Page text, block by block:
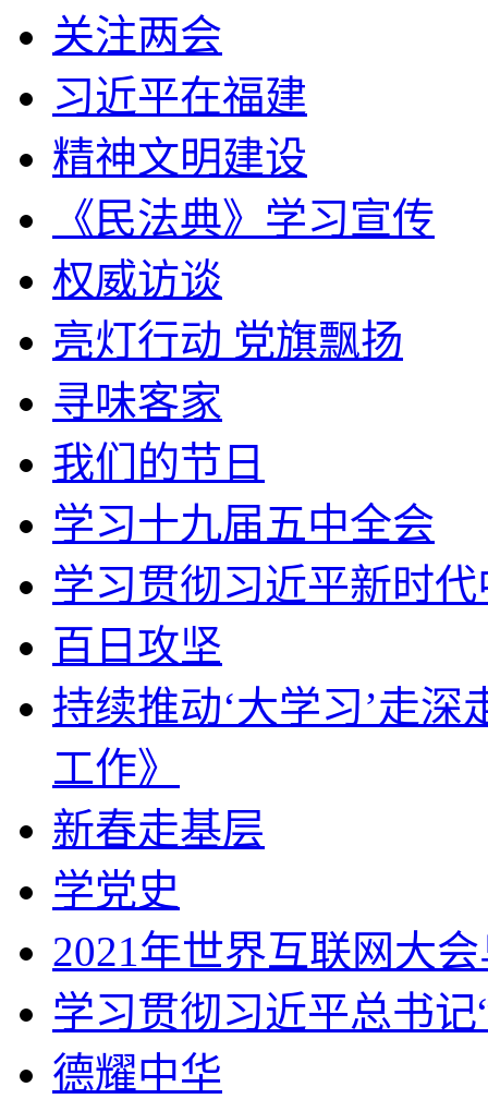
关注两会
习近平在福建
精神文明建设
《民法典》学习宣传
权威访谈
亮灯行动 党旗飘扬
寻味客家
我们的节日
学习十九届五中全会
学习贯彻习近平新时
百日攻坚
持续推动‘大学习’走
工作》
新春走基层
学党史
2021年世界互联网大
学习贯彻习近平总书
德耀中华